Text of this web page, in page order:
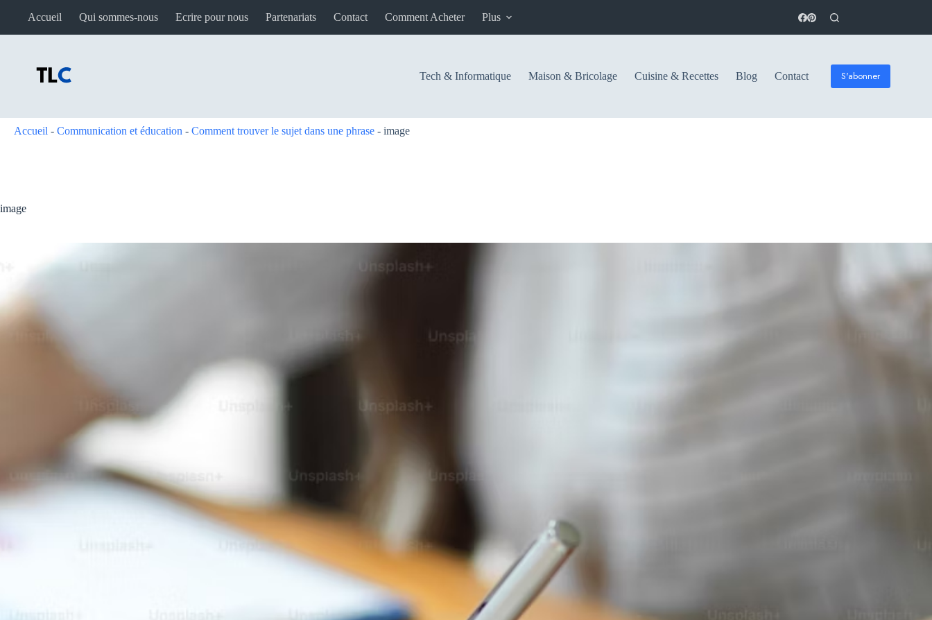
Accueil Qui sommes-nous Ecrire pour nous Partenariats Contact Comment Acheter Plus
Tech & Informatique Maison & Bricolage Cuisine & Recettes Blog Contact S'abonner
Accueil - Communication et éducation - Comment trouver le sujet dans une phrase - image
image